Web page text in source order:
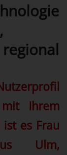
Ihrem
ist es Frau
Ulm,